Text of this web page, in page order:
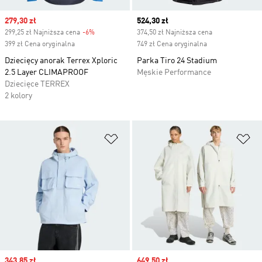
Sale price
279,30 zł
299,25 zł Najniższa cena -6%
399 zł Cena oryginalna
Dziecięcy anorak Terrex Xploric
2.5 Layer CLIMAPROOF
Dziecięce TERREX
2 kolory
Current price
524,30 zł
374,50 zł Najniższa cena
749 zł Cena oryginalna
Parka Tiro 24 Stadium
Męskie Performance
Dodaj do listy życzeń